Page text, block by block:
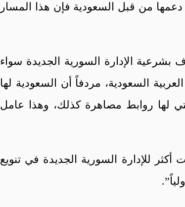
دعمها من قبل السعودية فإن هذا المسار
الإدارة السورية الجديدة سواء
السعودية، مردفاً أن السعودية لها
لها روابط مصاهرة كذلك، وهذا عامل
للإدارة السورية الجديدة في تنويع